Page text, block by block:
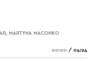
MARTYNA MACONKO
00:00 / 04:24